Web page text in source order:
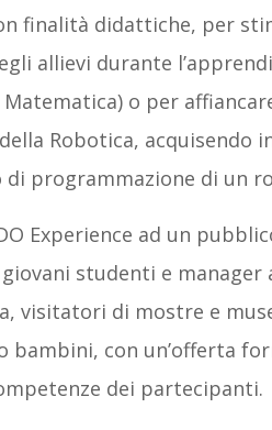
finalità didattiche, per
allievi durante
o per
Robotica, acquisendo
di programmazione di un
Experience ad un
studenti e
visitatori di mostre e
bambini, con un’offerta
dei partecipanti.